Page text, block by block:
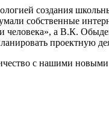
создания
собственные
а В.К.
проектную
с нашими